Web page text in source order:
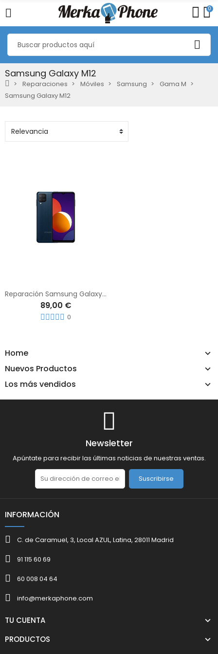
0
Samsung Galaxy M12
Reparaciones Móviles Samsung
Gama M
Samsung Galaxy M12
Home
Nuevos Productos
Los más vendidos
Reparación Samsung Galaxy M12
89,00 €
0
Newsletter
Apúntate para recibir las últimas noticias de nuestras ventas.
Suscribirse
INFORMACIÓN
C. de Caramuel, 3, Local AZUL, Latina, 28011 Madrid
91 115 60 69
60 008 04 64
info@merkaphone.com
TU CUENTA
PRODUCTOS